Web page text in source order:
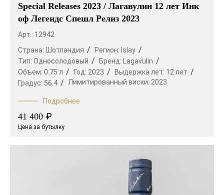
Special Releases 2023 / Лагавулин 12 лет Инк
оф Легендс Спешл Релиз 2023
Арт.: 12942
Страна:
Шотландия Регион: Islay
Тип: Односолодовый Бренд:
Lagavulin
Объем: 0.75 л Год: 2023 Выдержка лет: 12 лет
Градус: 56.4 Лимитированный виски: 2023
Подробнее
41 400 ₽
Цена за бутылку